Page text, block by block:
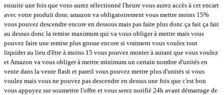
ensuite une fois que vous aurez sélectionné l'heure vous aurez accès à cet encart
avec votre produit donc amazon va obligatoirement vous mettre moins 15%
vous pouvez descendre encore en dessous mais pas faire plus donc ça fait ça fait
au dessus donc la remise maximum qui va vous obliger à mettre mais vous
pouvez faire une remise plus grosse encore si vraiment vous voulez tout
liquider au lieu d'être à moins 15 vous pouvez monter à autant que vous voulez
et Amazon va vous obliger à mettre minimum un certain nombre d'unités en
vente dans la vente flash et pareil vous pouvez mettre plus d'unités si vous
voulez mais vous ne pouvez pas descendre en dessus une fois que c'est bon
vous appuyez sur soumettre l'offre et vous serez notifié 24h avant démarrage de